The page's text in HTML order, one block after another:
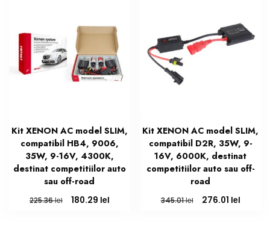
Kit XENON AC model SLIM,
compatibil HB4, 9006,
35W, 9-16V, 4300K,
destinat competitiilor auto
sau off-road
225.36lei
Prețul
180.29 leiPrețul
Kit XENON AC model SLIM,
compatibil D2R, 35W, 9-
16V, 6000K, destinat
competitiilor auto sau off-
road
345.01lei
Prețul
276.01 leiPrețul